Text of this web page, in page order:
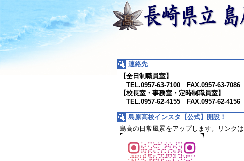
連絡先
【全日制職員室】
TEL.0957-63-7100 FAX.0957-63-7086
【校長室・事務室・定時制職員室】
TEL.0957-62-4155 FAX.0957-62-4156
島原高校インスタ【公式】開設！
島高の日常風景をアップします。
リンクは